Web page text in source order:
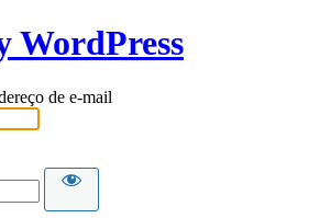
WordPress
de e-mail